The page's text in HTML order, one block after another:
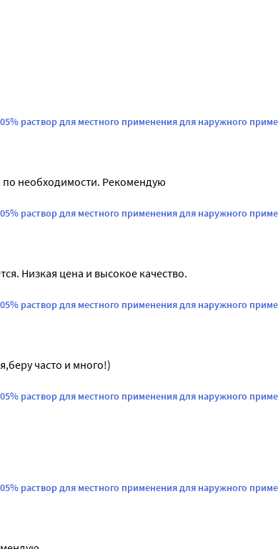
раствор для местного применения для наружного
необходимости. Рекомендую
раствор для местного применения для наружного
Низкая цена и высокое качество.
раствор для местного применения для наружного
часто и много!)
раствор для местного применения для наружного
раствор для местного применения для наружного